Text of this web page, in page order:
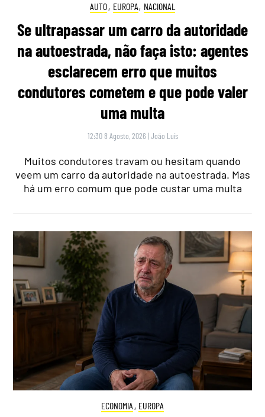
AUTO, EUROPA, NACIONAL
Se ultrapassar um carro da autoridade
na autoestrada, não faça isto: agentes
esclarecem erro que muitos
condutores cometem e que pode valer
uma multa
12:30 8 Agosto, 2026 |João Luís
Muitos condutores travam ou hesitam quando
veem um carro da autoridade na autoestrada. Mas
há um erro comum que pode custar uma multa
ECONOMIA , EUROPA